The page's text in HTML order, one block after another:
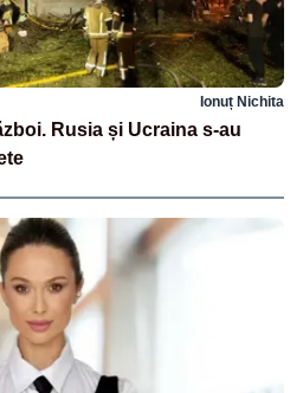
Ionuț Nichita
Rusia și Ucraina s-au